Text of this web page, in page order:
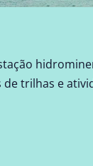
trilhas e